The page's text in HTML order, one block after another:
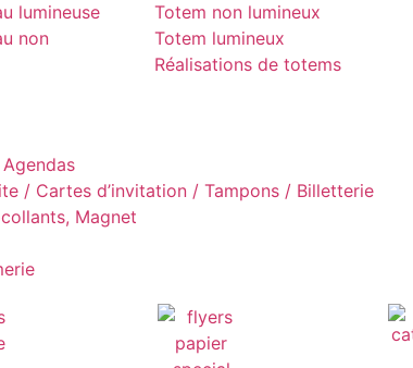
lumineuse
non
Totem non lumineux
Totem lumineux
Réalisations de totems
/ Cartes d’invitation / Tampons / Billetterie
Magnet